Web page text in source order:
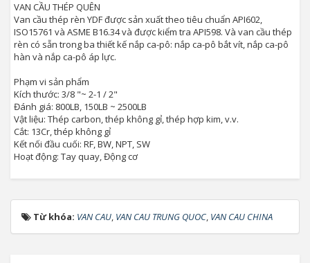
VAN CẦU THÉP QUÊN
Van cầu thép rèn YDF được sản xuất theo tiêu chuẩn API602,
ISO15761 và ASME B16.34 và được kiểm tra API598. Và van cầu thép
rèn có sẵn trong ba thiết kế nắp ca-pô: nắp ca-pô bắt vít, nắp ca-pô
hàn và nắp ca-pô áp lực.
Phạm vi sản phẩm
Kích thước: 3/8 "~ 2-1 / 2"
Đánh giá: 800LB, 150LB ~ 2500LB
Vật liệu: Thép carbon, thép không gỉ, thép hợp kim, v.v.
Cắt: 13Cr, thép không gỉ
Kết nối đầu cuối: RF, BW, NPT, SW
Hoạt động: Tay quay, Động cơ
Từ khóa: VAN CAU, VAN CAU TRUNG QUOC, VAN CAU CHINA